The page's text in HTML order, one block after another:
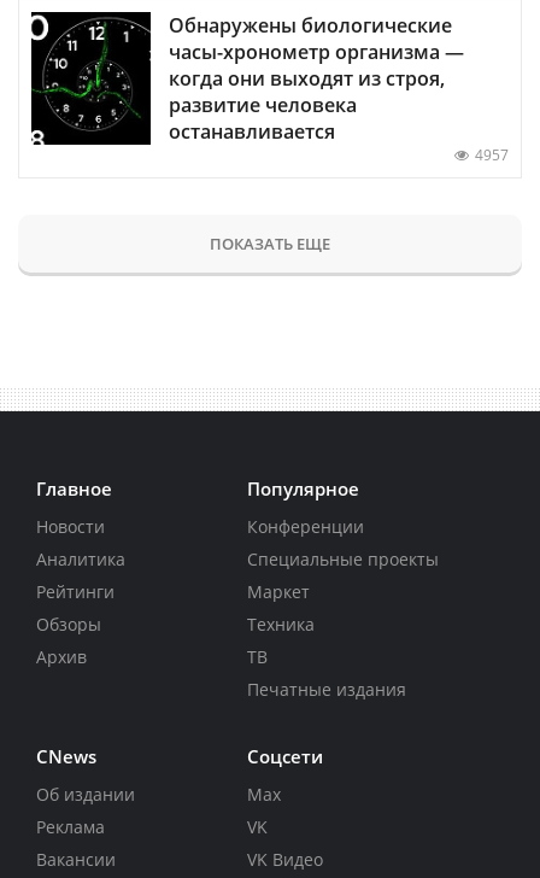
Обнаружены биологические
часы-хронометр организма —
когда они выходят из строя,
развитие человека
останавливается
4957
ПОКАЗАТЬ ЕЩЕ
Главное
Новости
Аналитика
Рейтинги
Обзоры
Архив
Популярное
Конференции
Специальные проекты
Маркет
Техника
ТВ
Печатные издания
CNews
Об издании
Реклама
Вакансии
Соцсети
Max
VK
VK Видео